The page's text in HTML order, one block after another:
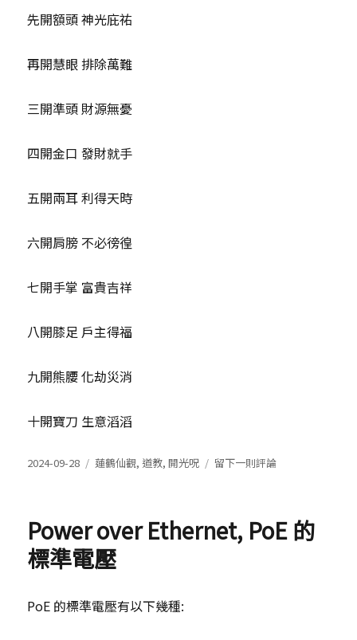
先開額頭 神光庇祐
再開慧眼 排除萬難
三開準頭 財源無憂
四開金口 發財就手
五開兩耳 利得天時
六開肩膀 不必徬徨
七開手掌 富貴吉祥
八開膝足 戶主得福
九開熊腰 化劫災消
十開寶刀 生意滔滔
發
2024-09-28
分
蓮鶴仙觀,道教,開光呪 留下一則評論在
君
Power over Ethernet, PoE 的
標準電壓
PoE 的標準電壓有以下幾種: